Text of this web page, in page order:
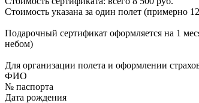
Стоимость указана за один полет (примерно
Подарочный сертификат оформляется на 1
небом)
Для организации полета и оформлении
ФИО
№ паспорта
Дата рождения